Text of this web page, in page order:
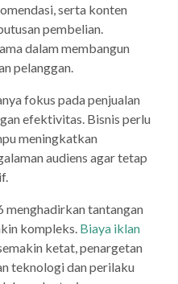
serta konten
pembelian.
dalam membangun
pelanggan.
fokus pada penjualan
efektivitas. Bisnis perlu
meningkatkan
audiens agar tetap
tantangan
kompleks. Biaya iklan
ketat, penargetan
teknologi dan perilaku